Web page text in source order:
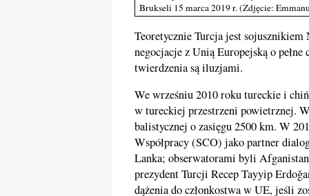
Brukseli 15 marca 2019 r. (Zdjęcie:
Teoretycznie Turcja jest
negocjacje z Unią Europejską o
twierdzenia są iluzjami.
We wrześniu 2010 roku tureckie i
w tureckiej przestrzeni powietrznej.
balistycznej o zasięgu 2500 km. W
Współpracy (SCO) jako partner
Lanka; obserwatorami byli
prezydent Turcji Recep Tayyip
dążenia do członkostwa w UE, jeśli